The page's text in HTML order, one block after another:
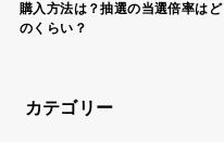
購入方法は？抽選の当選倍率はど
のくらい？
カテゴリー